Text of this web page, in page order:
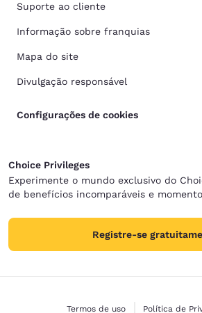
Suporte ao cliente
Informação sobre franquias
Mapa do site
Divulgação responsável
Configurações de cookies
Choice Privileges
Experimente o mundo exclusivo do
de benefícios incomparáveis e
Registre-se
Termos de uso Política de